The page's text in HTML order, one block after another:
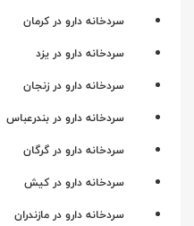
سردخانه دارو در کرمان
سردخانه دارو در یزد
سردخانه دارو در زنجان
سردخانه دارو در بندرعباس
سردخانه دارو در گرگان
سردخانه دارو در کیش
سردخانه دارو در مازندران